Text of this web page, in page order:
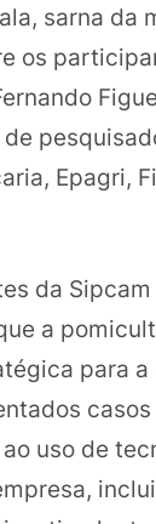
sarna da
os
de
Epagri,
da
a
para a
uso de